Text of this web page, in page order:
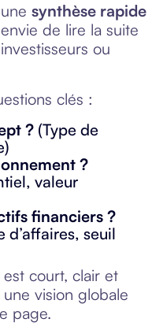
synthèse rapide
de lire la suite
ou
clés :
? (Type de
?
valeur
financiers ?
seuil
court, clair et
vision globale
page.